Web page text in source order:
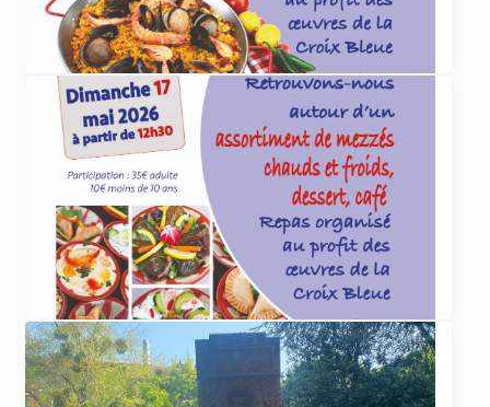
ACTUALITÉS
4 juin 2026
Paëlla organisée par la Croix Bleue le 5 juillet
La Croix Bleue des Arméniens de France
section Dirouhie Missakian de Sevran-Livry
organise ... lire plus
ACTUALITÉS
29 avril 2026